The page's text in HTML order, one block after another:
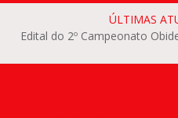
ÚLTIMAS
Edital do 2º Campeonato